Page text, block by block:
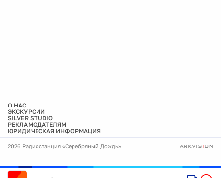
О НАС
ЭКСКУРСИИ
SILVER STUDIO
РЕКЛАМОДАТЕЛЯМ
ЮРИДИЧЕСКАЯ ИНФОРМАЦИЯ
2026 Радиостанция «Серебряный Дождь»